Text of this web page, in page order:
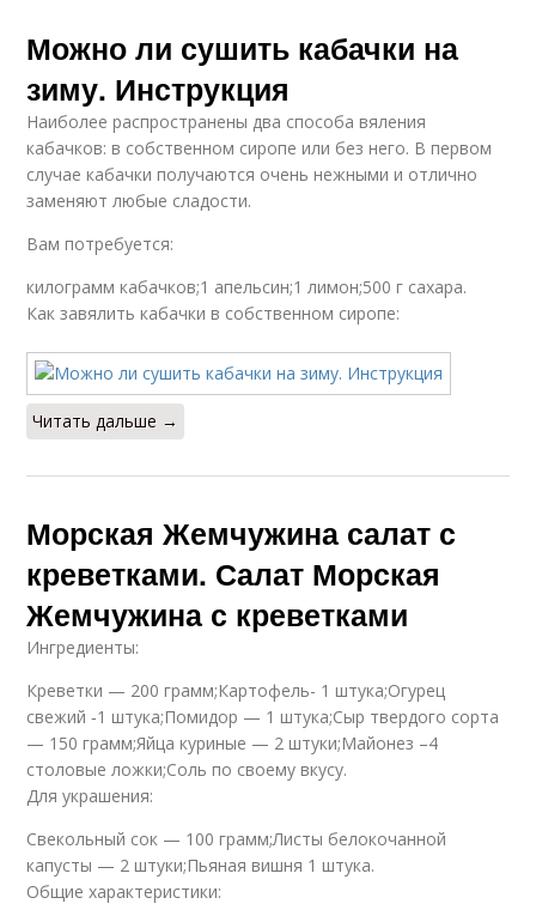
Можно ли сушить кабачки на
зиму. Инструкция
Наиболее распространены два способа вяления
кабачков: в собственном сиропе или без него. В первом
случае кабачки получаются очень нежными и отлично
заменяют любые сладости.
Вам потребуется:
килограмм кабачков;1 апельсин;1 лимон;500 г сахара.
Как завялить кабачки в собственном сиропе:
Читать дальше →
Морская Жемчужина салат с
креветками. Салат Морская
Жемчужина с креветками
Ингредиенты:
Креветки — 200 грамм;Картофель- 1 штука;Огурец
свежий ‑1 штука;Помидор — 1 штука;Сыр твердого сорта
— 150 грамм;Яйца куриные — 2 штуки;Майонез –4
столовые ложки;Соль по своему вкусу.
Для украшения:
Свекольный сок — 100 грамм;Листы белокочанной
капусты — 2 штуки;Пьяная вишня 1 штука.
Общие характеристики: